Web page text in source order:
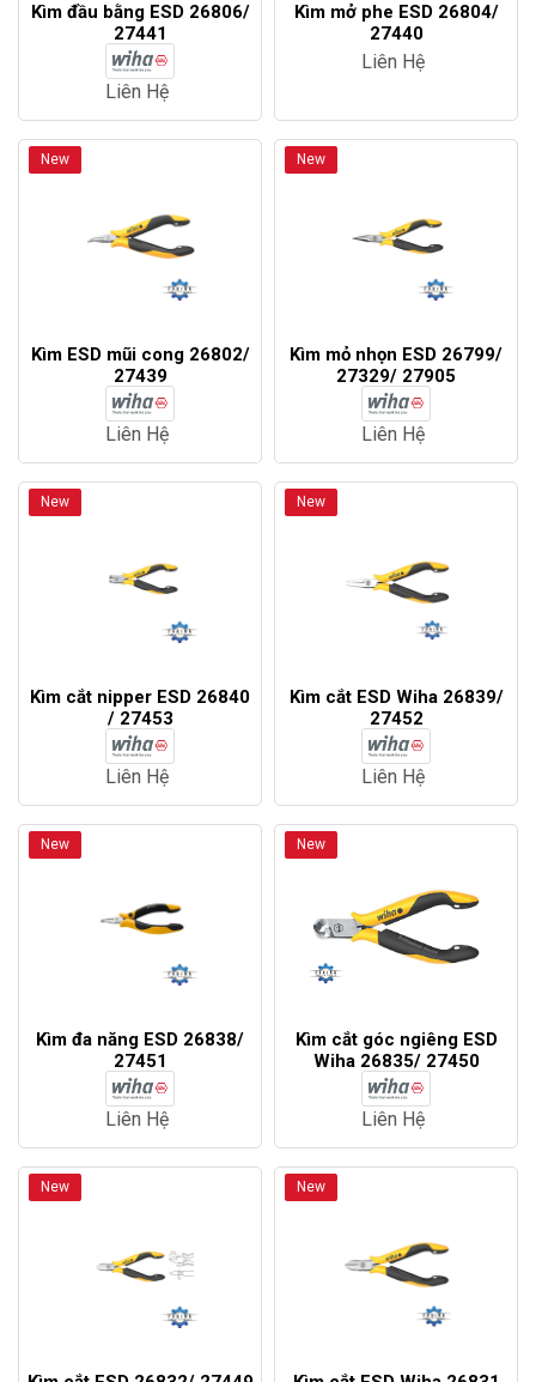
Kìm đầu bằng ESD 26806/
27441
Liên Hệ
Kìm mở phe ESD 26804/
27440
Liên Hệ
New
Kìm ESD mũi cong 26802/
27439
Liên Hệ
New
Kìm mỏ nhọn ESD 26799/
27329/ 27905
Liên Hệ
New
Kìm cắt nipper ESD 26840
/ 27453
Liên Hệ
New
Kìm cắt ESD Wiha 26839/
27452
Liên Hệ
New
Kìm đa năng ESD 26838/
27451
Liên Hệ
New
Kìm cắt góc ngiêng ESD
Wiha 26835/ 27450
Liên Hệ
New New